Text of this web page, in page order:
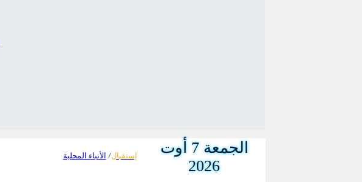
إستقبال الأنباء المحلية
الجمعة 7 أوت
2026